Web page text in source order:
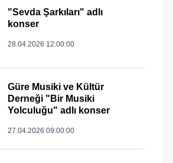
"Sevda Şarkıları" adlı
konser
28.04.2026 12:00:00
Güre Musiki ve Kültür
Derneği "Bir Musiki
Yolculuğu" adlı konser
27.04.2026 09:00:00